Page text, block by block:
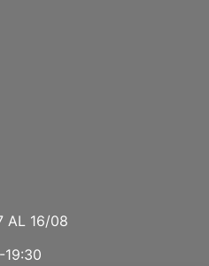
AL 16/08
19:30